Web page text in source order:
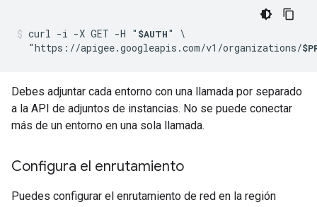
curl -i -X GET -H " $AUTH" \
  "https://apigee.googleapis.com/v1/organizations/
Debes adjuntar cada entorno con una llamada por separado
a la API de adjuntos de instancias. No se puede conectar
más de un entorno en una sola llamada.
Configura el enrutamiento
Puedes configurar el enrutamiento de red en la región